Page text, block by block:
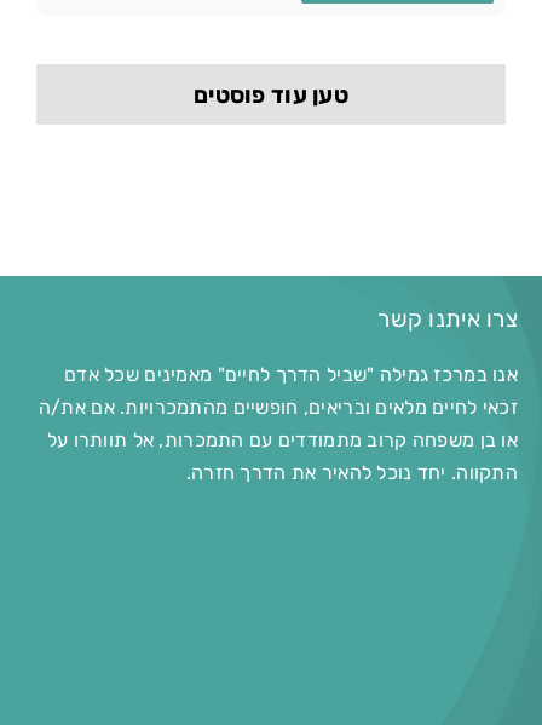
טען עוד פוסטים
צרו איתנו קשר
אנו במרכז גמילה "שביל הדרך לחיים" מאמינים שכל אדם
זכאי לחיים מלאים ובריאים, חופשיים מהתמכרויות. אם את/ה
או בן משפחה קרוב מתמודדים עם התמכרות, אל תוותרו על
התקווה. יחד נוכל להאיר את הדרך חזרה.